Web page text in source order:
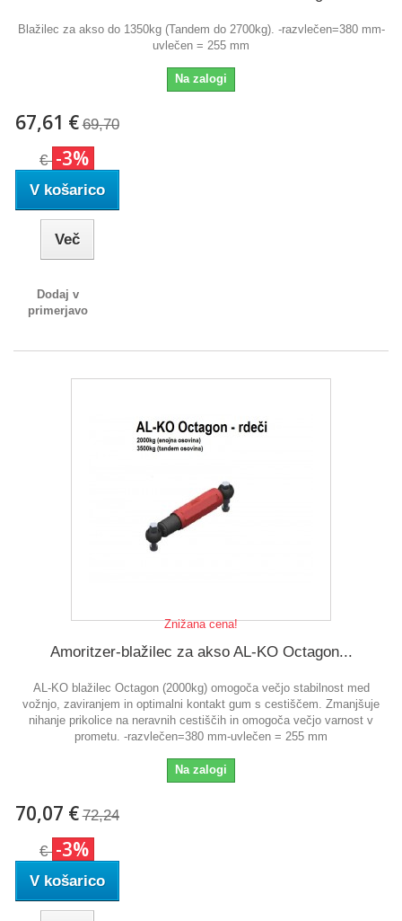
Blažilec za akso do 1350kg (Tandem do 2700kg). -razvlečen=380 mm-
uvlečen = 255 mm
Na zalogi
67,61 € 69,70
€ -3%
V košarico
Več
Dodaj v
primerjavo
Znižana cena!
Amoritzer-blažilec za akso AL-KO Octagon...
AL-KO blažilec Octagon (2000kg) omogoča večjo stabilnost med
vožnjo, zaviranjem in optimalni kontakt gum s cestiščem. Zmanjšuje
nihanje prikolice na neravnih cestiščih in omogoča večjo varnost v
prometu. -razvlečen=380 mm-uvlečen = 255 mm
Na zalogi
70,07 € 72,24
€ -3%
V košarico